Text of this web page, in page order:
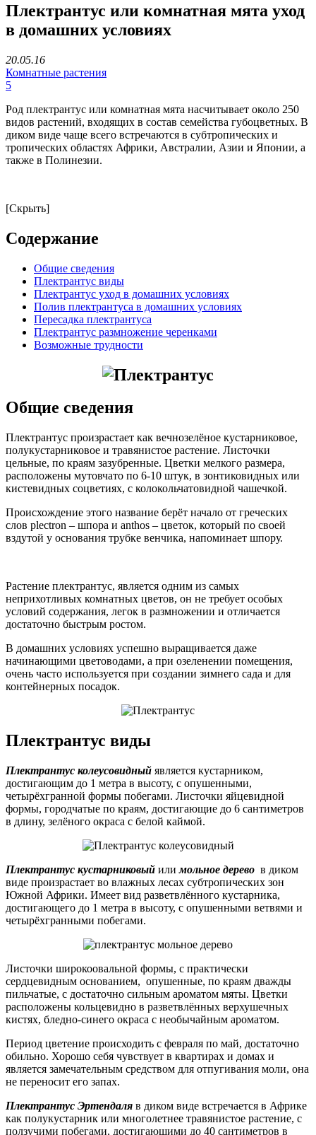
Плектрантус или комнатная мята уход
в домашних условиях
20.05.16
Комнатные растения
5
Род плектрантус или комнатная мята насчитывает около 250
видов растений, входящих в состав семейства губоцветных. В
диком виде чаще всего встречаются в субтропических и
тропических областях Африки, Австралии, Азии и Японии, а
также в Полинезии.
[Скрыть]
Содержание
Общие сведения
Плектрантус виды
Плектрантус уход в домашних условиях
Полив плектрантуса в домашних условиях
Пересадка плектрантуса
Плектрантус размножение черенками
Возможные трудности
Общие сведения
Плектрантус произрастает как вечнозелёное кустарниковое,
полукустарниковое и травянистое растение. Листочки
цельные, по краям зазубренные. Цветки мелкого размера,
расположены мутовчато по 6-10 штук, в зонтиковидных или
кистевидных соцветиях, с колокольчатовидной чашечкой.
Происхождение этого название берёт начало от греческих
слов plectron – шпора и аnthos – цветок, который по своей
вздутой у основания трубке венчика, напоминает шпору.
Растение плектрантус, является одним из самых
неприхотливых комнатных цветов, он не требует особых
условий содержания, легок в размножении и отличается
достаточно быстрым ростом.
В домашних условиях успешно выращивается даже
начинающими цветоводами, а при озеленении помещения,
очень часто используется при создании зимнего сада и для
контейнерных посадок.
Плектрантус виды
Плектрантус колеусовидный является кустарником,
достигающим до 1 метра в высоту, с опушенными,
четырёхгранной формы побегами. Листочки яйцевидной
формы, городчатые по краям, достигающие до 6 сантиметров
в длину, зелёного окраса с белой каймой.
Плектрантус кустарниковый илимольное дерево в диком
виде произрастает во влажных лесах субтропических зон
Южной Африки. Имеет вид разветвлённого кустарника,
достигающего до 1 метра в высоту, с опушенными ветвями и
четырёхгранными побегами.
Листочки широкоовальной формы, с практически
сердцевидным основанием, опушенные, по краям дважды
пильчатые, с достаточно сильным ароматом мяты. Цветки
расположены кольцевидно в разветвлённых верхушечных
кистях, бледно-синего окраса с необычайным ароматом.
Период цветение происходить с февраля по май, достаточно
обильно. Хорошо себя чувствует в квартирах и домах и
является замечательным средством для отпугивания моли, она
не переносит его запах.
Плектрантус Эртендаля в диком виде встречается в Африке
как полукустарник или многолетнее травянистое растение, с
ползучими побегами, достигающими до 40 сантиметров в